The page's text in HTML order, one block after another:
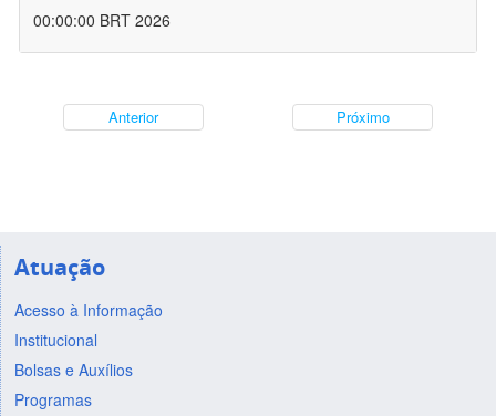
00:00:00 BRT 2026
Anterior Próximo
Atuação
Acesso à Informação
Institucional
Bolsas e Auxílios
Programas